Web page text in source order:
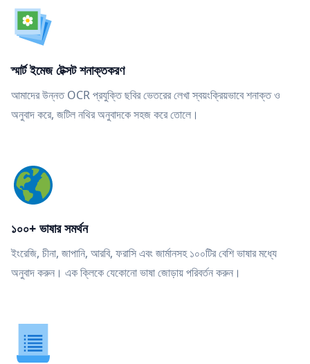
স্মার্ট ইমেজ টেক্সট শনাক্তকরণ
আমাদের উন্নত OCR প্রযুক্তি ছবির ভেতরের লেখা স্বয়ংক্রিয়ভাবে শনাক্ত ও
অনুবাদ করে, জটিল নথির অনুবাদকে সহজ করে তোলে।
১০০+ ভাষার সমর্থন
ইংরেজি, চীনা, জাপানি, আরবি, ফরাসি এবং জার্মানসহ ১০০টির বেশি ভাষার মধ্যে
অনুবাদ করুন। এক ক্লিকে যেকোনো ভাষা জোড়ায় পরিবর্তন করুন।